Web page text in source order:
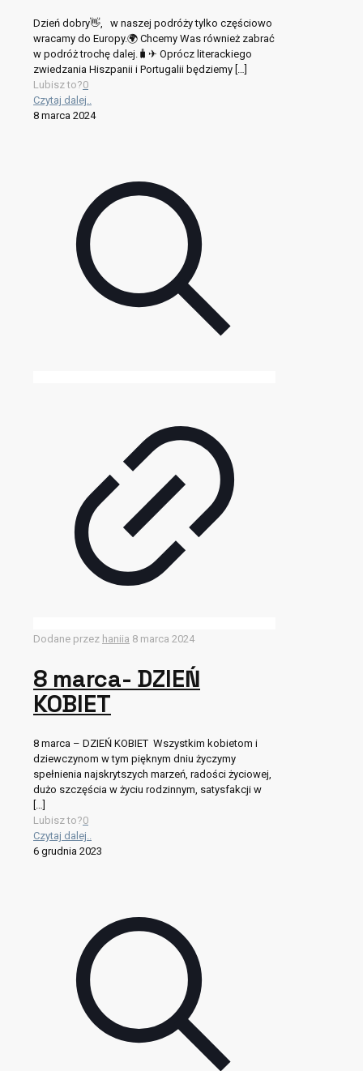
Dzień dobry👋, w naszej podróży tylko częściowo
wracamy do Europy.🌍 Chcemy Was również zabrać
w podróż trochę dalej.🧳✈ Oprócz literackiego
zwiedzania Hiszpanii i Portugalii będziemy […]
Lubisz to?0
Czytaj dalej..
8 marca 2024
Dodane przez haniia 8 marca 2024
8 marca- DZIEŃ
KOBIET
8 marca – DZIEŃ KOBIET Wszystkim kobietom i
dziewczynom w tym pięknym dniu życzymy
spełnienia najskrytszych marzeń, radości życiowej,
dużo szczęścia w życiu rodzinnym, satysfakcji w
[…]
Lubisz to?0
Czytaj dalej..
6 grudnia 2023